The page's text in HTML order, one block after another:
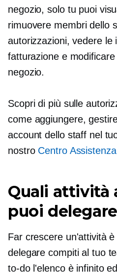
negozio, solo tu puoi
rimuovere membri dello
autorizzazioni, vedere le
fatturazione e
negozio.
Scopri di più sulle
come aggiungere,
account dello staff nel
nostro Centro Assistenza
Quali attività
puoi delegare
Far crescere un'attività
delegare compiti al tuo
to-dol'elenco è infinito